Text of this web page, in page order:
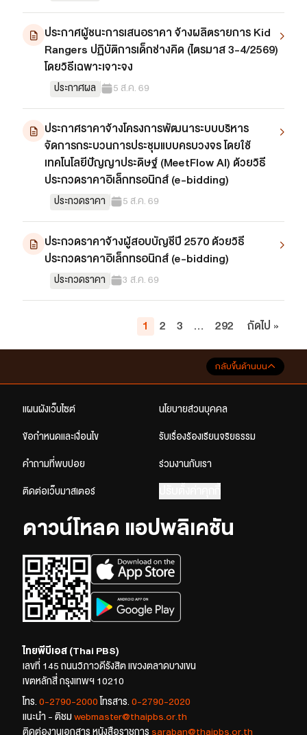
ประกาศผู้ชนะการเสนอราคา จ้างผลิตรายการ Kid
Rangers ปฏิบัติการเด็กช่างคิด (ไตรมาส 3-4/2569)
โดยวิธีเฉพาะเจาะจง
ประกาศผล 5 ส.ค. 69
ประกาศราคาจ้างโครงการพัฒนาระบบบริหาร
จัดการกระบวนการประชุมแบบครบวงจร โดยใช้
เทคโนโลยีปัญญาประดิษฐ์ (MeetFlow AI) ด้วยวิธี
ประกวดราคาอิเล็กทรอนิกส์ (e-bidding)
ประกวดราคา 5 ส.ค. 69
ประกวดราคาจ้างผู้สอบบัญชีปี 2570 ด้วยวิธี
ประกวดราคาอิเล็กทรอนิกส์ (e-bidding)
ประกวดราคา 3 ส.ค. 69
1 2 3 … 292 ถัดไป »
กลับขึ้นด้านบน
แผนผังเว็บไซต์ นโยบายส่วนบุคคล
ข้อกำหนดและเงื่อนไข รับเรื่องร้องเรียนจริยธรรม
คำถามที่พบบ่อย ร่วมงานกับเรา
ติดต่อเว็บมาสเตอร์
ดาวน์โหลด แอปพลิเคชัน
ไทยพีบีเอส (Thai PBS)
เลขที่ 145 ถนนวิภาวดีรังสิต แขวงตลาดบางเขน
เขตหลักสี่ กรุงเทพฯ 10210
โทร. 0-2790-2000 โทรสาร. 0-2790-2020
แนะนำ - ติชม webmaster@thaipbs.or.th
ติดต่องานเอกสาร หนังสือราชการ saraban@thaipbs.or.th